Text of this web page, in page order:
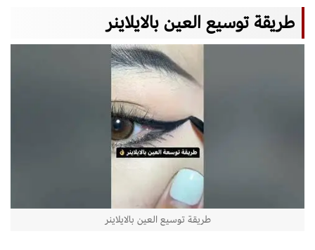
طريقة توسيع العين بالايلاينر
طريقة توسيع العين بالايلاينر